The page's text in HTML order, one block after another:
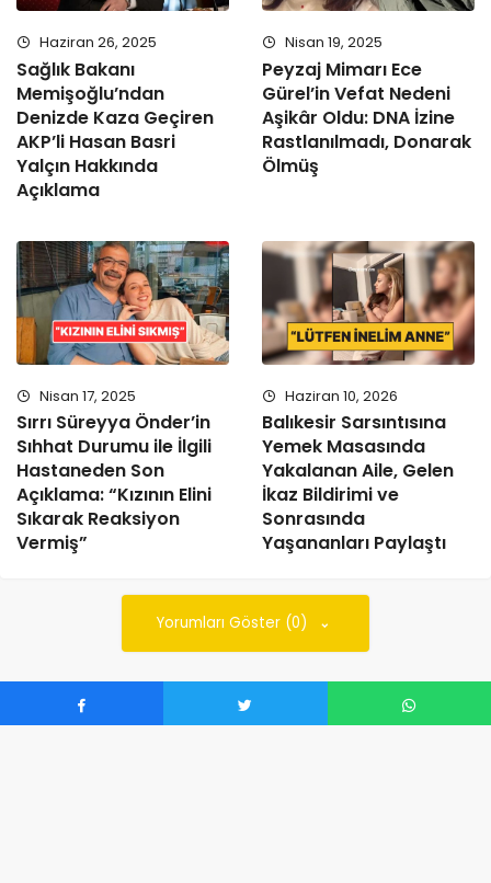
Haziran 26, 2025
Sağlık Bakanı
Memişoğlu’ndan
Denizde Kaza Geçiren
AKP’li Hasan Basri
Yalçın Hakkında
Açıklama
Nisan 19, 2025
Peyzaj Mimarı Ece
Gürel’in Vefat Nedeni
Aşikâr Oldu: DNA İzine
Rastlanılmadı, Donarak
Ölmüş
Nisan 17, 2025
Sırrı Süreyya Önder’in
Sıhhat Durumu ile İlgili
Hastaneden Son
Açıklama: “Kızının Elini
Sıkarak Reaksiyon
Vermiş”
Haziran 10, 2026
Balıkesir Sarsıntısına
Yemek Masasında
Yakalanan Aile, Gelen
İkaz Bildirimi ve
Sonrasında
Yaşananları Paylaştı
Yorumları Göster (0)